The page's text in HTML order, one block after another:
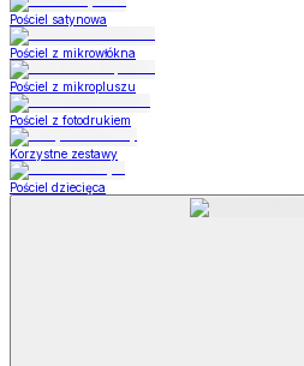
Pościel satynowa
Pościel z mikrowłókna
Pościel z mikropluszu
Pościel z fotodrukiem
Korzystne zestawy
Pościel dziecięca